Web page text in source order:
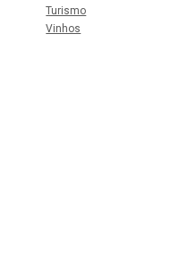
Turismo
Vinhos